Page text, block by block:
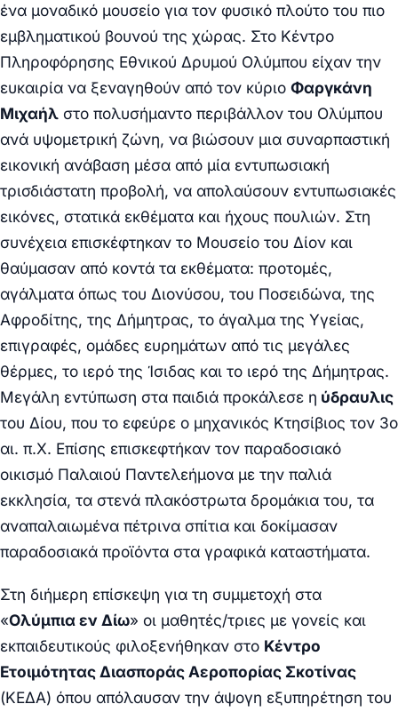
ένα μοναδικό μουσείο για τον φυσικό πλούτο του πιο
εμβληματικού βουνού της χώρας. Στο Κέντρο
Πληροφόρησης Εθνικού Δρυμού Ολύμπου είχαν την
ευκαιρία να ξεναγηθούν από τον κύριο Φαργκάνη
Μιχαήλ στο πολυσήμαντο περιβάλλον του Ολύμπου
ανά υψομετρική ζώνη, να βιώσουν μια συναρπαστική
εικονική ανάβαση μέσα από μία εντυπωσιακή
τρισδιάστατη προβολή, να απολαύσουν εντυπωσιακές
εικόνες, στατικά εκθέματα και ήχους πουλιών. Στη
συνέχεια επισκέφτηκαν το Μουσείο του Δίον και
θαύμασαν από κοντά τα εκθέματα: προτομές,
αγάλματα όπως του Διονύσου, του Ποσειδώνα, της
Αφροδίτης, της Δήμητρας, το άγαλμα της Υγείας,
επιγραφές, ομάδες ευρημάτων από τις μεγάλες
θέρμες, το ιερό της Ίσιδας και το ιερό της Δήμητρας.
Μεγάλη εντύπωση στα παιδιά προκάλεσε η ύδραυλις
του Δίου, που το εφεύρε ο μηχανικός Κτησίβιος τον 3ο
αι. π.Χ. Επίσης επισκεφτήκαν τον παραδοσιακό
οικισμό Παλαιού Παντελεήμονα με την παλιά
εκκλησία, τα στενά πλακόστρωτα δρομάκια του, τα
αναπαλαιωμένα πέτρινα σπίτια και δοκίμασαν
παραδοσιακά προϊόντα στα γραφικά καταστήματα.
Στη διήμερη επίσκεψη για τη συμμετοχή στα
«Ολύμπια εν Δίω» οι μαθητές/τριες με γονείς και
εκπαιδευτικούς φιλοξενήθηκαν στο Κέντρο
Ετοιμότητας Διασποράς Αεροπορίας Σκοτίνας
(ΚΕΔΑ) όπου απόλαυσαν την άψογη εξυπηρέτηση του